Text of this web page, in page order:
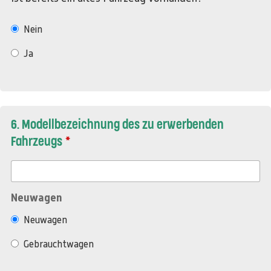
Nein
Ja
6. Modellbezeichnung des zu erwerbenden
Fahrzeugs
Neuwagen
Neuwagen
Gebrauchtwagen